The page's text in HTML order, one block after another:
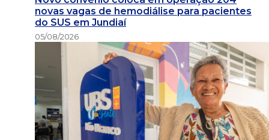
novas vagas de hemodiálise para pacientes
do SUS em Jundiaí
05/08/2026